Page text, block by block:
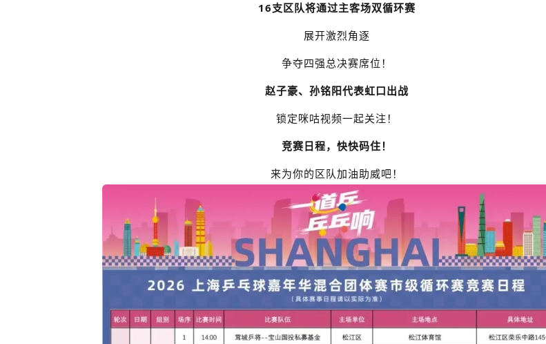
16支区队将通过主客场双循环赛
展开激烈角逐
争夺四强总决赛席位！
赵子豪、 孙铭阳代表虹口出战
锁定咪咕视频一起关注！
竞赛日程，快快码住！
来为你的区队加油助威吧！